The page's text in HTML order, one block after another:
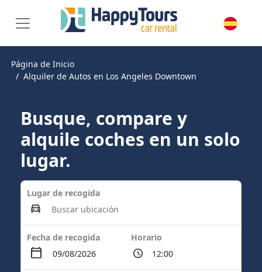
Página de Inicio
Alquiler de Autos en Los Angeles Downtown
Busque, compare y
alquile coches en un solo
lugar.
Lugar de recogida
Fecha de recogida Horario